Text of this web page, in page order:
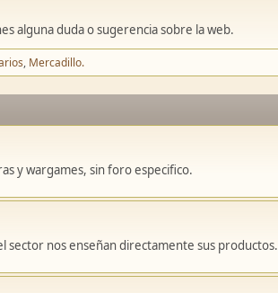
alguna duda o sugerencia sobre la web.
Mercadillo.
y wargames, sin foro especifico.
sector nos enseñan directamente sus productos.